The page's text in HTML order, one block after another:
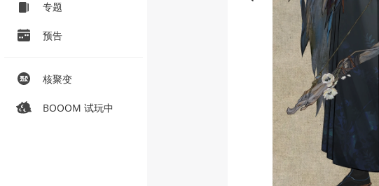
专题
预告
核聚变
BOOOM 试玩中